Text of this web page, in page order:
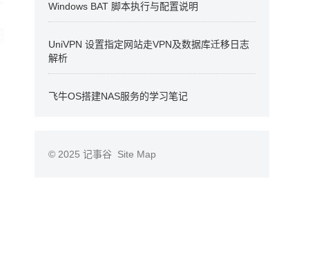
Windows BAT 脚本执行与配置说明
UniVPN 设置指定网站走VPN及数据库迁移日志
解析
飞牛OS搭建NAS服务的学习笔记
© 2025 记事谷 Site Map